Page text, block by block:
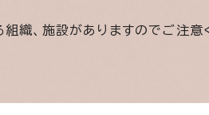
織、施設がありますのでご注意